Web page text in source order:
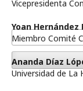
Vicepresidenta
Yoan Hernández
Miembro Comité
Ananda Díaz
Universidad de La